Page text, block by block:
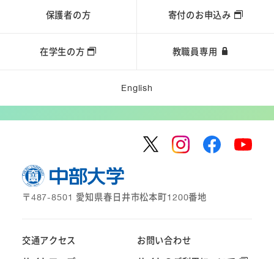
保護者の方 寄付のお申込み
在学生の方 教職員専用
English
〒487-8501 愛知県春日井市松本町1200番地
交通アクセス お問い合わせ